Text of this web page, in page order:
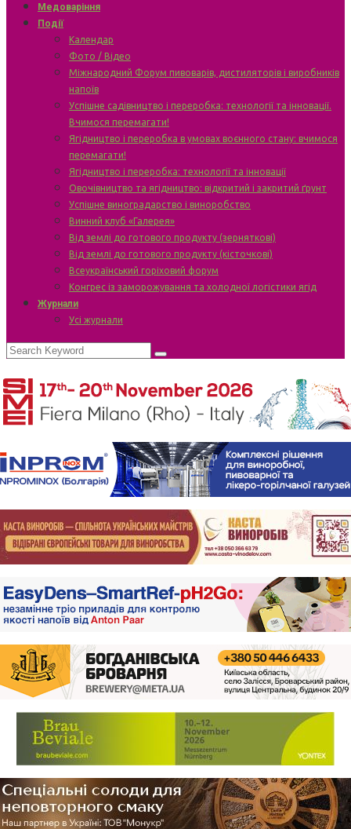
Медоваріння
Події
Календар
Фото / Відео
Міжнародний Форум пивоварів, дистиляторів і виробників
напоїв
Успішне садівництво і переробка: технології та інновації.
Вчимося перемагати!
Ягідництво і переробка в умовах воєнного стану: вчимося
перемагати!
Ягідництво і переробка: технології та інновації
Овочівництво та ягідництво: відкритий і закритий ґрунт
Успішне виноградарство і виноробство
Винний клуб «Галерея»
Від землі до готового продукту (зерняткові)
Від землі до готового продукту (кісточкові)
Всеукраїнський горіховий форум
Конгрес із заморожування та холодної логістики ягід
Журнали
Усі журнали